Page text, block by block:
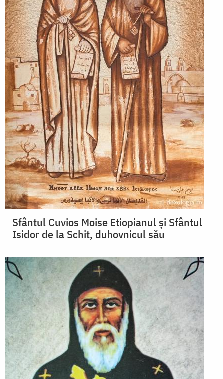
Sfântul Cuvios Moise Etiopianul și Sfântul
Isidor de la Schit, duhovnicul său